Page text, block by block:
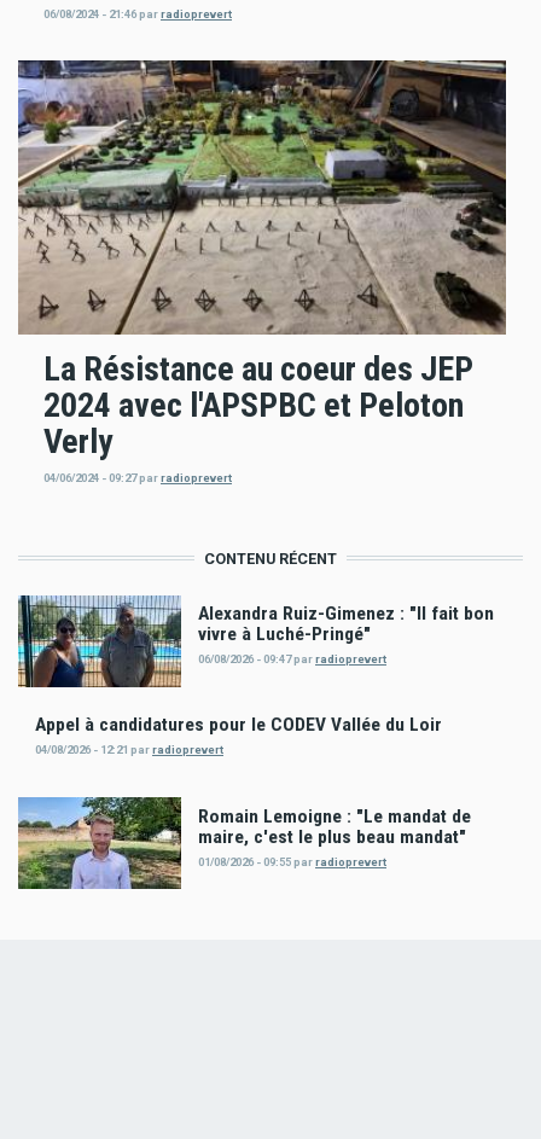
06/08/2024 - 21:46parradioprevert
La Résistance au coeur des JEP
2024 avec l'APSPBC et Peloton
Verly
04/06/2024 - 09:27parradioprevert
CONTENU RÉCENT
Alexandra Ruiz-Gimenez : "Il fait bon
vivre à Luché-Pringé"
06/08/2026 - 09:47parradioprevert
Appel à candidatures pour le CODEV Vallée du Loir
04/08/2026 - 12:21 parradioprevert
Romain Lemoigne : "Le mandat de
maire, c'est le plus beau mandat"
01/08/2026 - 09:55parradioprevert